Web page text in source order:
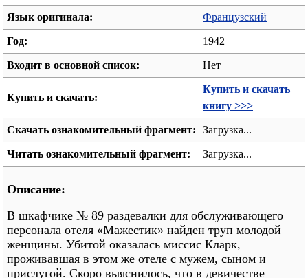
Язык оригинала: Французский
Год: 1942
Входит в основной список: Нет
Купить и скачать:
Купить и скачать
книгу >>>
Скачать ознакомительный фрагмент: Загрузка...
Читать ознакомительный фрагмент: Загрузка...
Описание:
В шкафчике № 89 раздевалки для обслуживающего
персонала отеля «Мажестик» найден труп молодой
женщины. Убитой оказалась миссис Кларк,
проживавшая в этом же отеле с мужем, сыном и
прислугой. Скоро выяснилось, что в девичестве